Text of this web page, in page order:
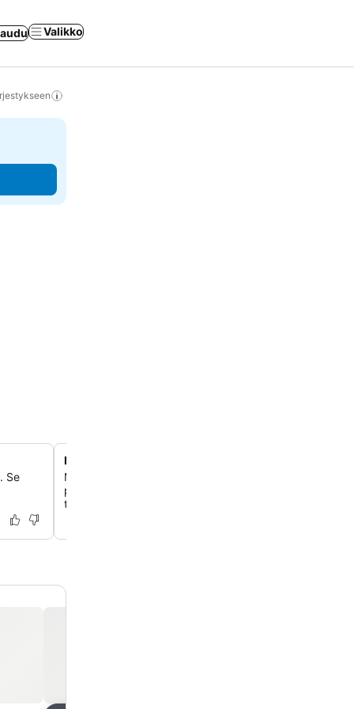
Valikko
Se
Modernin ja perinteisen muotoilun yhdistelmä
Majoitu huoneissa, jotka yhdistävät elegantisti
perinteisiin muotoiluelementteihin luoden ainutlaatuisen
tunnelman.